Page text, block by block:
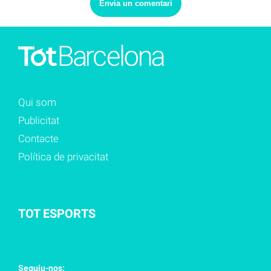
Qui som
Publicitat
Contacte
Política de privacitat
TOT ESPORTS
Seguiu-nos: